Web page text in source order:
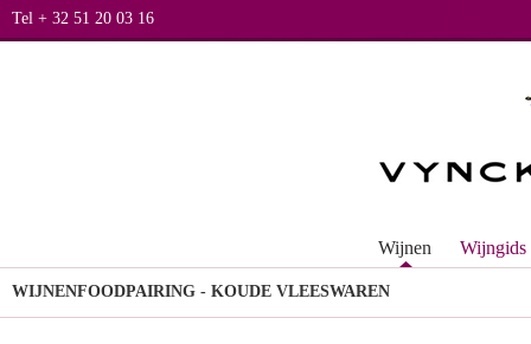
Tel + 32 51 20 03 16
Wijnen Wijngids
WIJNENFOODPAIRING - KOUDE VLEESWAREN